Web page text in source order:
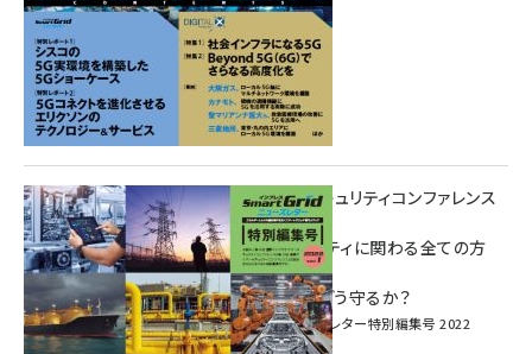
重要インフラサイバーセキュリティコンファレンス
特別電子版！
― 産業サイバーセキュリティに関わる全ての方
へ！ ―
加速するDX、OT/IoTをどう守るか？
インプレス SmartGridニューズレター特別編集号 2022
Vol.1